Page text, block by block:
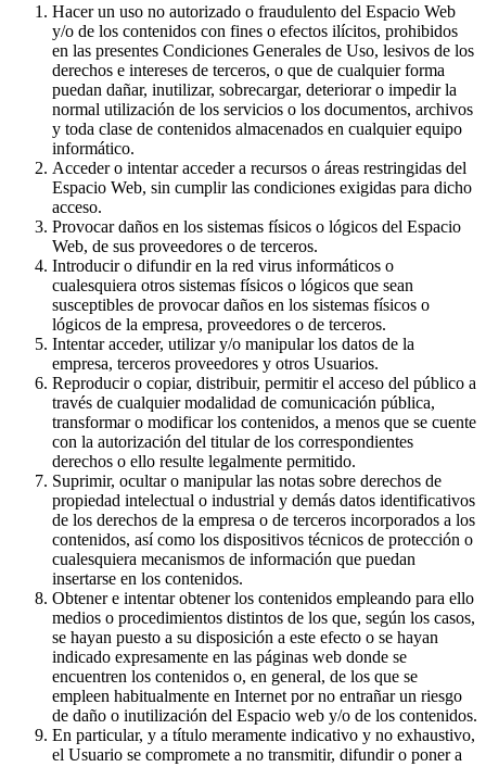
Hacer un uso no autorizado o fraudulento del Espacio Web
y/o de los contenidos con fines o efectos ilícitos, prohibidos
en las presentes Condiciones Generales de Uso, lesivos de los
derechos e intereses de terceros, o que de cualquier forma
puedan dañar, inutilizar, sobrecargar, deteriorar o impedir la
normal utilización de los servicios o los documentos, archivos
y toda clase de contenidos almacenados en cualquier equipo
informático.
Acceder o intentar acceder a recursos o áreas restringidas del
Espacio Web, sin cumplir las condiciones exigidas para dicho
acceso.
Provocar daños en los sistemas físicos o lógicos del Espacio
Web, de sus proveedores o de terceros.
Introducir o difundir en la red virus informáticos o
cualesquiera otros sistemas físicos o lógicos que sean
susceptibles de provocar daños en los sistemas físicos o
lógicos de la empresa, proveedores o de terceros.
Intentar acceder, utilizar y/o manipular los datos de la
empresa, terceros proveedores y otros Usuarios.
Reproducir o copiar, distribuir, permitir el acceso del público a
través de cualquier modalidad de comunicación pública,
transformar o modificar los contenidos, a menos que se cuente
con la autorización del titular de los correspondientes
derechos o ello resulte legalmente permitido.
Suprimir, ocultar o manipular las notas sobre derechos de
propiedad intelectual o industrial y demás datos identificativos
de los derechos de la empresa o de terceros incorporados a los
contenidos, así como los dispositivos técnicos de protección o
cualesquiera mecanismos de información que puedan
insertarse en los contenidos.
Obtener e intentar obtener los contenidos empleando para ello
medios o procedimientos distintos de los que, según los casos,
se hayan puesto a su disposición a este efecto o se hayan
indicado expresamente en las páginas web donde se
encuentren los contenidos o, en general, de los que se
empleen habitualmente en Internet por no entrañar un riesgo
de daño o inutilización del Espacio web y/o de los contenidos.
En particular, y a título meramente indicativo y no exhaustivo,
el Usuario se compromete a no transmitir, difundir o poner a